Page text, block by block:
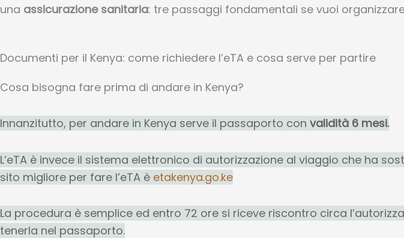
una assicurazione sanitaria: tre passaggi fondamentali se vuoi
Documenti per il Kenya: come richiedere l’eTA e cosa serve per partire
Cosa bisogna fare prima di andare in Kenya?
Innanzitutto, per andare in Kenya serve il passaporto con validità 6 mesi.
L’eTA è invece il sistema elettronico di autorizzazione al viaggio che ha
sito migliore per fare l’eTA è etakenya.go.ke
La procedura è semplice ed entro 72 ore si riceve riscontro circa
tenerla nel passaporto.